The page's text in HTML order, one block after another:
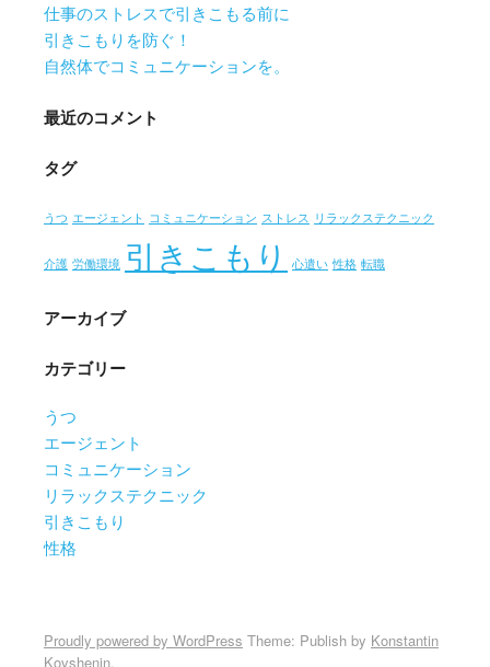
仕事のストレスで引きこもる前に
引きこもりを防ぐ！
自然体でコミュニケーションを。
最近のコメント
タグ
うつ エージェント コミュニケーション ストレス リラックステクニック
介護 労働環境 引きこもり 心遣い 性格 転職
アーカイブ
カテゴリー
うつ
エージェント
コミュニケーション
リラックステクニック
引きこもり
性格
Proudly powered by WordPress Theme: Publish by Konstantin
Kovshenin.